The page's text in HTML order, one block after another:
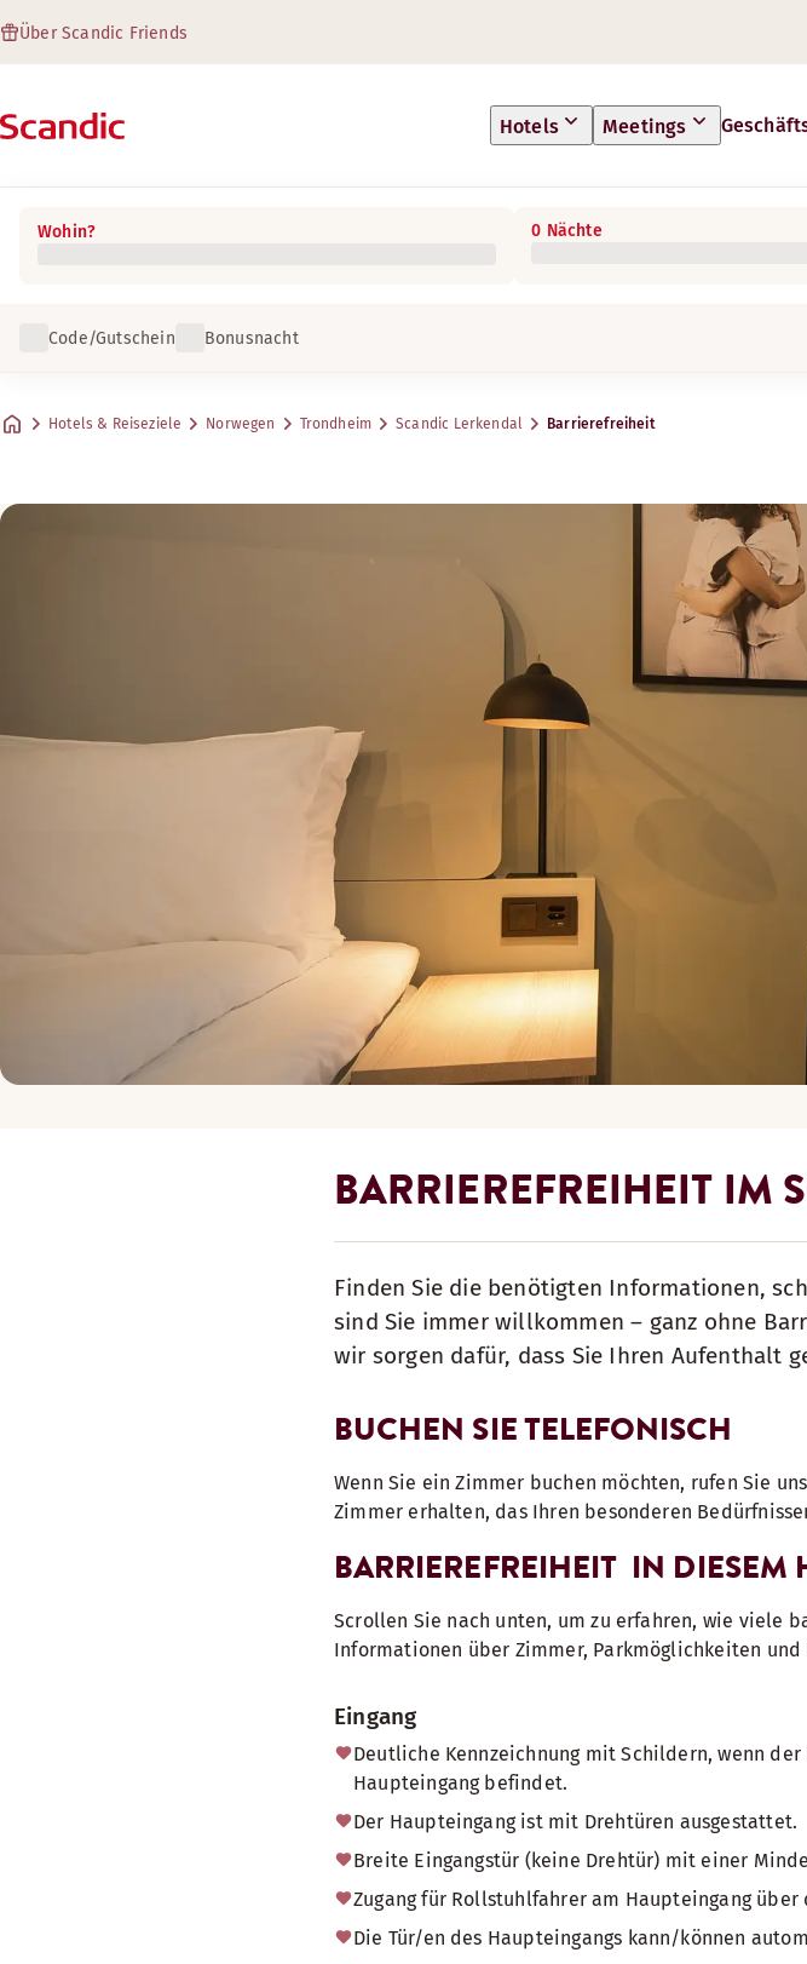
Über Scandic Friends
Hotels Meetings
Wohin? 0 Nächte
Code/Gutschein Bonusnacht
Hotels & Reiseziele Norwegen Trondheim Scandic Lerkendal Barrierefreiheit
BARRIEREFREIHEIT IM
Finden Sie die benötigten Informationen,
sind Sie immer willkommen – ganz ohne
wir sorgen dafür, dass Sie Ihren Aufenthalt
BUCHEN SIE TELEFONISCH
Wenn Sie ein Zimmer buchen möchten, rufen Sie
Zimmer erhalten, das Ihren besonderen
BARRIEREFREIHEIT IN DIESEM
Scrollen Sie nach unten, um zu erfahren, wie viele
Informationen über Zimmer, Parkmöglichkeiten und
Eingang
Deutliche Kennzeichnung mit Schildern, wenn
Haupteingang befindet.
Der Haupteingang ist mit Drehtüren ausgestattet.
Breite Eingangstür (keine Drehtür) mit einer
Zugang für Rollstuhlfahrer am Haupteingang über
Die Tür/en des Haupteingangs kann/können